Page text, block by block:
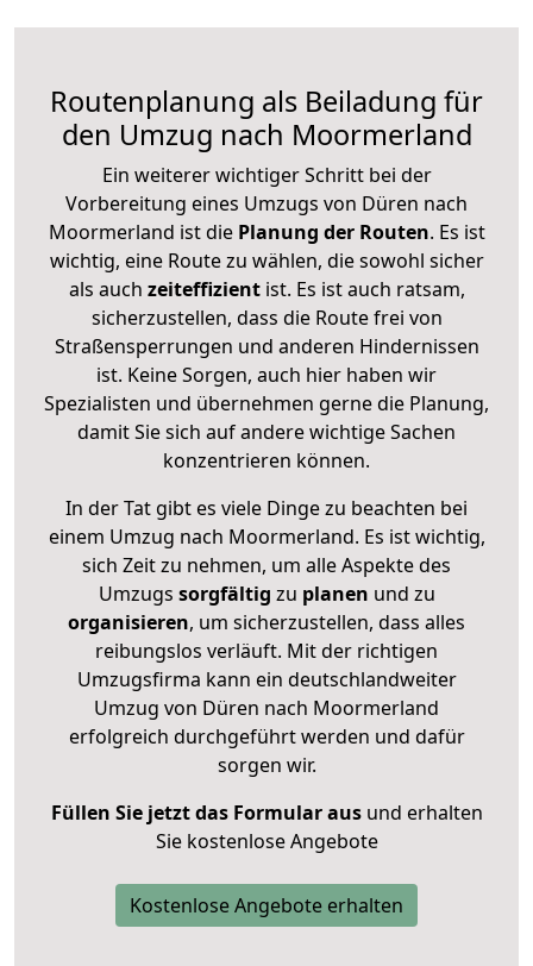
Routenplanung als Beiladung für
den Umzug nach Moormerland
Ein weiterer wichtiger Schritt bei der
Vorbereitung eines Umzugs von Düren nach
Moormerland ist diePlanung der Routen. Es ist
wichtig, eine Route zu wählen, die sowohl sicher
als auch zeiteffizientist. Es ist auch ratsam,
sicherzustellen, dass die Route frei von
Straßensperrungen und anderen Hindernissen
ist. Keine Sorgen, auch hier haben wir
Spezialisten und übernehmen gerne die Planung,
damit Sie sich auf andere wichtige Sachen
konzentrieren können.
In der Tat gibt es viele Dinge zu beachten bei
einem Umzug nach Moormerland. Es ist wichtig,
sich Zeit zu nehmen, um alle Aspekte des
Umzugs sorgfältig zu planen und zu
organisieren, um sicherzustellen, dass alles
reibungslos verläuft. Mit der richtigen
Umzugsfirma kann ein deutschlandweiter
Umzug von Düren nach Moormerland
erfolgreich durchgeführt werden und dafür
sorgen wir.
Füllen Sie jetzt das Formular ausund erhalten
Sie kostenlose Angebote
Kostenlose Angebote erhalten